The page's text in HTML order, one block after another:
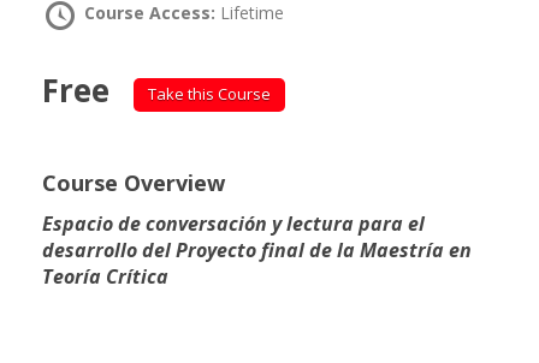
Course Access: Lifetime
Free Take this Course
Course Overview
Espacio de conversación y lectura para el
desarrollo del Proyecto final de la Maestría en
Teoría Crítica